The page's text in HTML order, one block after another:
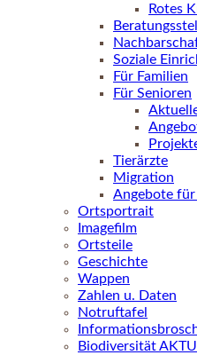
Rotes
Soziale
Für Familien
Für Senioren
Tierärzte
Migration
Angebote
Ortsportrait
Imagefilm
Ortsteile
Geschichte
Wappen
Zahlen u. Daten
Notruftafel
Biodiversität